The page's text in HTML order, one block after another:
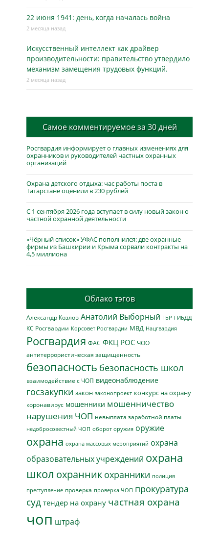
22 июня 1941: день, когда началась война
2 месяца назад
Искусственный интеллект как драйвер
производительности: правительство утвердило
механизм замещения трудовых функций.
2 месяца назад
Самое комментируемое за 30 дней
Росгвардия информирует о главных изменениях для
охранников и руководителей частных охранных
организаций
Охрана детского отдыха: час работы поста в
Татарстане оценили в 230 рублей
С 1 сентября 2026 года вступает в силу новый закон о
частной охранной деятельности
«Чёрный список» УФАС пополнился: две охранные
фирмы из Башкирии и Крыма сорвали контракты на
4,5 миллиона
Облако тэгов
Александр Козлов Анатолий Выборный ГБР ГИБДД
КС Росгвардии Корсовет Росгвардии МВД Нацгвардия
Росгвардия ФАС ФКЦ РОС ЧОО
антитеррористическая защищенность
безопасность безопасность школ
взаимодействие с ЧОП видеонаблюдение
госзакупки закон законопроект конкурс на охрану
коронавирус мошенники мошенничество
нарушения ЧОП невыплата заработной платы
недобросовестный ЧОП оборот оружия оружие
охрана охрана массовых мероприятий охрана
образовательных учреждений охрана
школ охранник охранники полиция
преступление проверка проверка ЧОП прокуратура
суд тендер на охрану частная охрана
чоп штраф